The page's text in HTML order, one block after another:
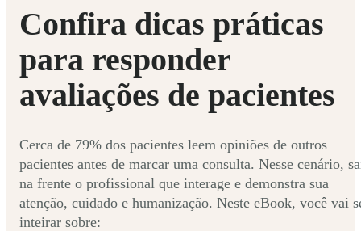
Confira dicas práticas
para responder
avaliações de pacientes
Cerca de 79% dos pacientes leem opiniões de outros
pacientes antes de marcar uma consulta. Nesse cenário,
na frente o profissional que interage e demonstra sua
atenção, cuidado e humanização. Neste eBook, você vai
inteirar sobre: